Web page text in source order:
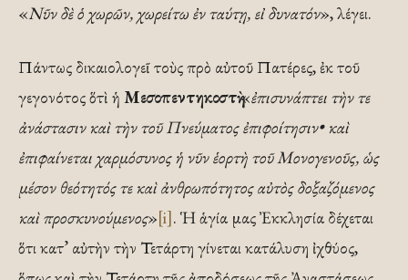
«Νῦν δὲ ὁ χωρῶν, χωρείτω ἐν ταύτῃ, εἰ δυνατόν», λέγει.
Πάντως δικαιολογεῖ τοὺς πρὸ αὐτοῦ Πατέρες, ἐκ τοῦ
γεγονότος ὅτὶ ἡ Μεσοπεντηκοστὴ«ἐπισυνάπτει τὴν τε
ἀνάστασιν καὶ τὴν τοῦ Πνεύματος ἐπιφοίτησιν• καὶ
ἐπιφαίνεται χαρμόσυνος ἡ νῦν ἑορτὴ τοῦ Μονογενοῦς, ὡς
μέσον θεότητός τε καὶ ἀνθρωπότητος αὐτὸς δοξαζόμενος
καὶ προσκυνούμενος»[i]. Ἡ ἁγία μας Ἐκκλησία δέχεται
ὅτι κατ’ αὐτὴν τὴν Τετάρτη γίνεται κατάλυση ἰχθύος,